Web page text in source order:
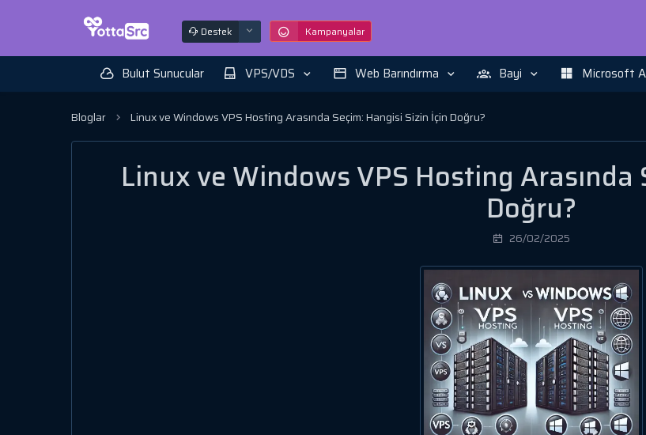
Destek Kampanyalar
Bulut Sunucular VPS/VDS Web Barındırma Bayi Microsoft
Bloglar Linux ve Windows VPS Hosting Arasında Seçim: Hangisi Sizin İçin Doğru?
Linux ve Windows VPS Hosting
Doğru?
26/02/2025